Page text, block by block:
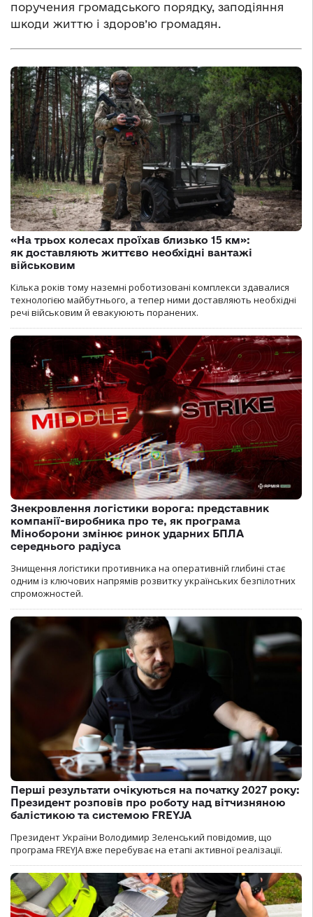
поручения громадського порядку, заподіяння
шкоди життю i здоров’ю громадян.
«На трьох колесах проїхав близько 15 км»:
як доставляють життєво необхідні вантажі
військовим
Кілька років тому наземні роботизовані комплекси здавалися
технологією майбутнього, а тепер ними доставляють необхідні
речі військовим й евакуюють поранених.
Знекровлення логістики ворога: представник
компанії-виробника про те, як програма
Міноборони змінює ринок ударних БПЛА
середнього радіуса
Знищення логістики противника на оперативній глибині стає
одним із ключових напрямів розвитку українських безпілотних
спроможностей.
Перші результати очікуються на початку 2027 року:
Президент розповів про роботу над вітчизняною
балістикою та системою FREYJA
Президент України Володимир Зеленський повідомив, що
програма FREYJA вже перебуває на етапі активної реалізації.